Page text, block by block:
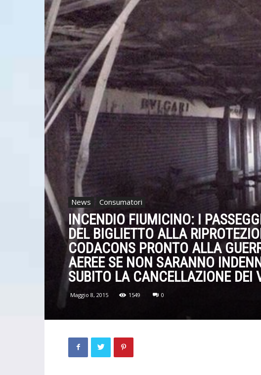
News Consumatori
INCENDIO FIUMICINO: I
DEL BIGLIETTO ALLA
CODACONS PRONTO ALLA
AEREE SE NON SARANNO
SUBITO LA CANCELLAZIONE DEI
Maggio 8, 2015 1549 0